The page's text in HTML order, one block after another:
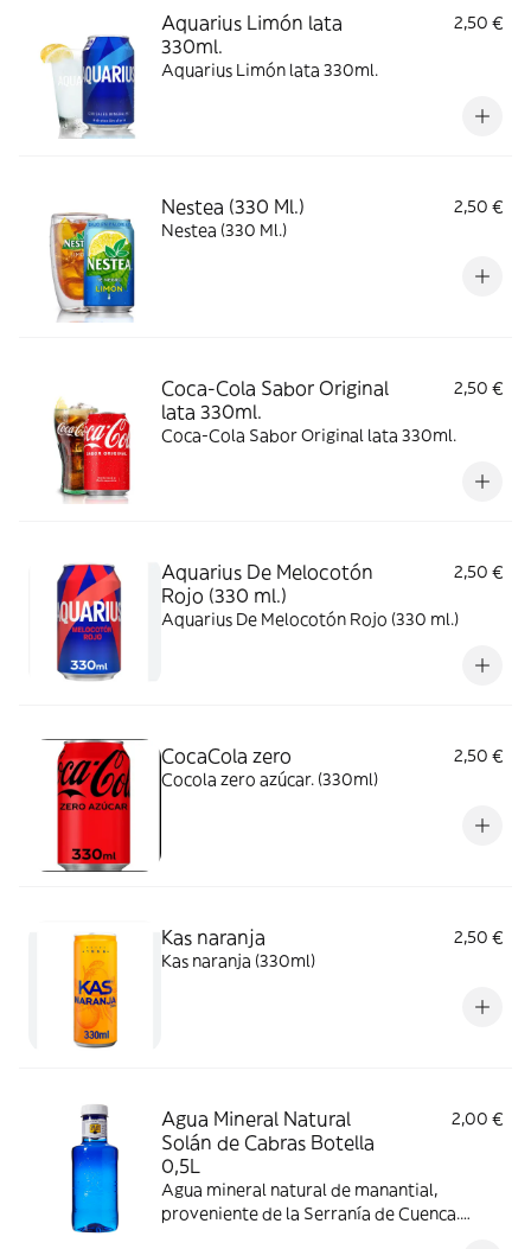
Aquarius Limón lata
330ml.
2,50 €
Aquarius Limón lata 330ml.
Nestea (330 Ml.)
2,50 €
Nestea (330 Ml.)
Coca-Cola Sabor Original
lata 330ml.
2,50 €
Coca-Cola Sabor Original lata 330ml.
Aquarius De Melocotón
Rojo (330 ml.)
2,50 €
Aquarius De Melocotón Rojo (330 ml.)
CocaCola zero
2,50 €
Cocola zero azúcar. (330ml)
Kas naranja
2,50 €
Kas naranja (330ml)
Agua Mineral Natural
Solán de Cabras Botella
0,5L
2,00 €
Agua mineral natural de manantial,
proveniente de la Serranía de Cuenca.